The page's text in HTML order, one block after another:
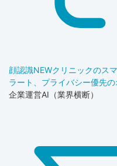
顔認識NEWクリニックのス
ラート、プライバシー優先
企業運営AI（業界横断）